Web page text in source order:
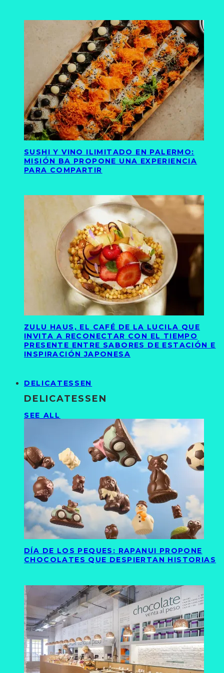
SUSHI Y VINO ILIMITADO EN PALERMO:
MISIÓN BA PROPONE UNA EXPERIENCIA
PARA COMPARTIR
ZULU HAUS, EL CAFÉ DE LA LUCILA QUE
INVITA A RECONECTAR CON EL TIEMPO
PRESENTE ENTRE SABORES DE ESTACIÓN E
INSPIRACIÓN JAPONESA
DELICATESSEN
DELICATESSEN
SEE ALL
DÍA DE LOS PEQUES: RAPANUI PROPONE
CHOCOLATES QUE DESPIERTAN HISTORIAS